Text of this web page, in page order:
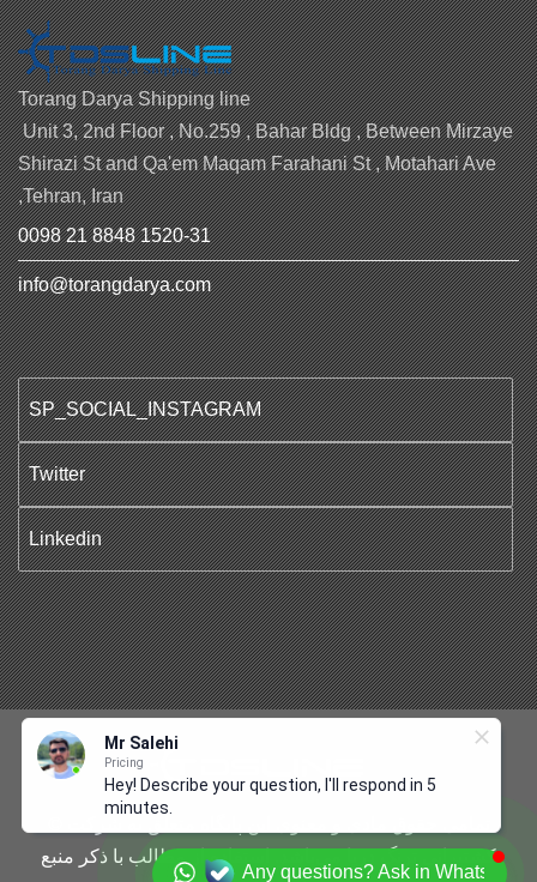
Torang Darya Shipping line
Unit 3, 2nd Floor , No.259 , Bahar Bldg , Between Mirzaye
Shirazi St and Qa'em Maqam Farahani St , Motahari Ave
,Tehran, Iran
0098 21 8848 1520-31
info@torangdarya.com
SP_SOCIAL_INSTAGRAM
Twitter
Linkedin
کشتیرانی ترنگ دریا می‌باشد. استفاده از مطالب با ذکر منبع
Any questions? Ask in Whatsapp
Mr Salehi
Pricing
Hey! Describe your question, I'll respond in 5
minutes.